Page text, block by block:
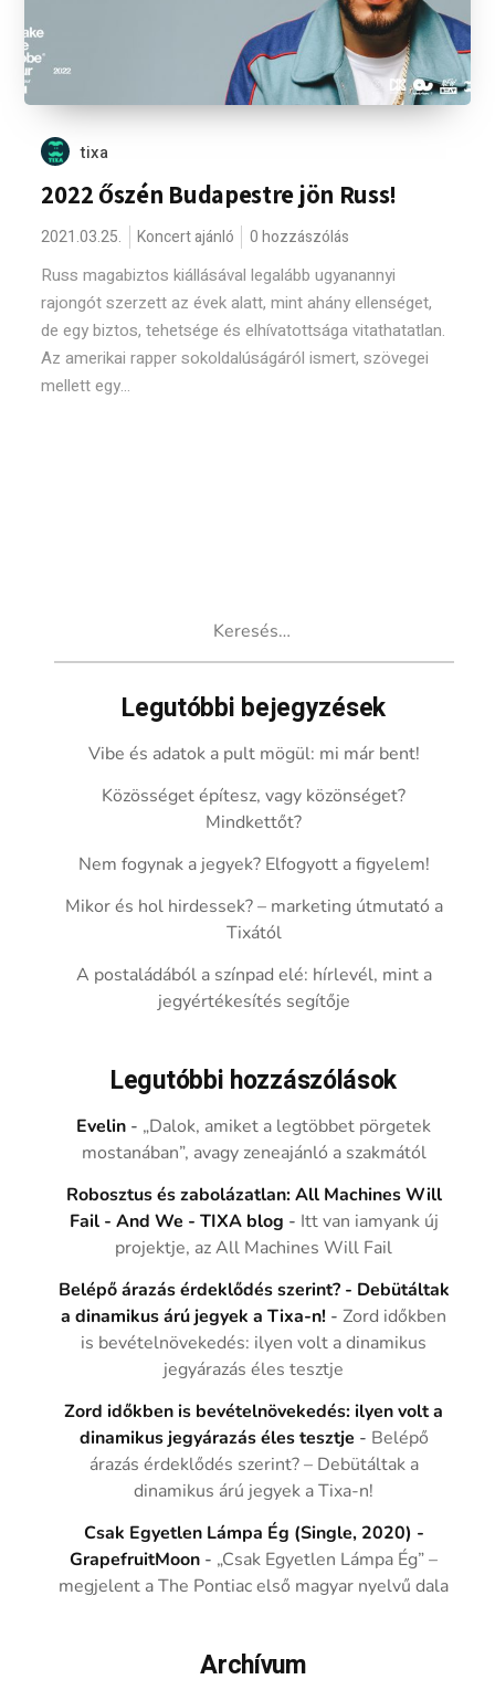
tixa
2022 őszén Budapestre jön Russ!
2021.03.25. Koncert ajánló 0 hozzászólás
Russ magabiztos kiállásával legalább ugyanannyi
rajongót szerzett az évek alatt, mint ahány ellenséget,
de egy biztos, tehetsége és elhívatottsága vitathatatlan.
Az amerikai rapper sokoldalúságáról ismert, szövegei
mellett egy...
Legutóbbi bejegyzések
Vibe és adatok a pult mögül: mi már bent!
Közösséget építesz, vagy közönséget?
Mindkettőt?
Nem fogynak a jegyek? Elfogyott a figyelem!
Mikor és hol hirdessek? – marketing útmutató a
Tixától
A postaládából a színpad elé: hírlevél, mint a
jegyértékesítés segítője
Legutóbbi hozzászólások
Evelin - „Dalok, amiket a legtöbbet pörgetek
mostanában”, avagy zeneajánló a szakmától
Robosztus és zabolázatlan: All Machines Will
Fail - And We - TIXA blog - Itt van iamyank új
projektje, az All Machines Will Fail
Belépő árazás érdeklődés szerint? - Debütáltak
a dinamikus árú jegyek a Tixa-n! -Zord időkben
is bevételnövekedés: ilyen volt a dinamikus
jegyárazás éles tesztje
Zord időkben is bevételnövekedés: ilyen volt a
dinamikus jegyárazás éles tesztje - Belépő
árazás érdeklődés szerint? – Debütáltak a
dinamikus árú jegyek a Tixa-n!
Csak Egyetlen Lámpa Ég (Single, 2020) -
GrapefruitMoon - „Csak Egyetlen Lámpa Ég” –
megjelent a The Pontiac első magyar nyelvű dala
Archívum